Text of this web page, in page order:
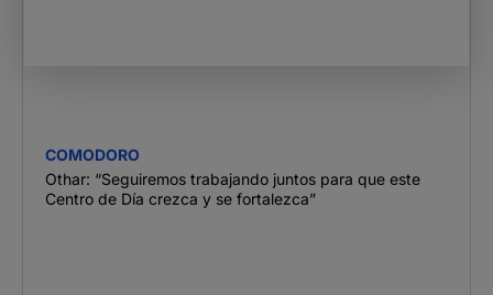
COMODORO
Othar: “Seguiremos trabajando juntos para que este
Centro de Día crezca y se fortalezca”